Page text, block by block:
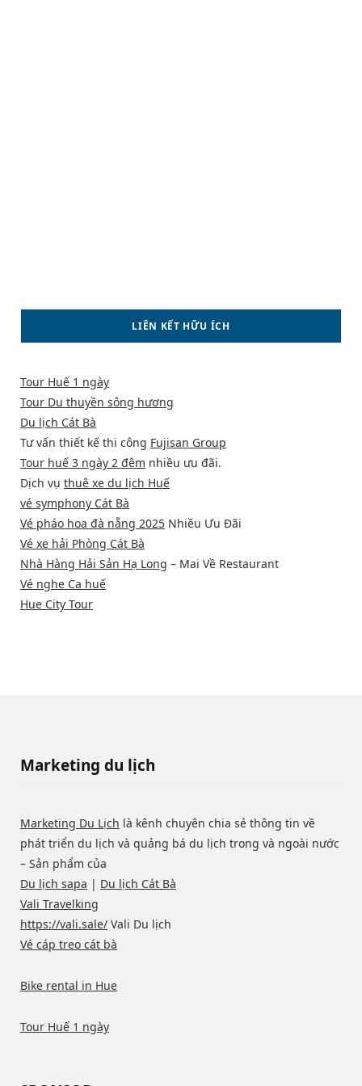
LIÊN KẾT HỮU ÍCH
Tour Huế 1 ngày
Tour Du thuyền sông hương
Du lịch Cát Bà
Tư vấn thiết kế thi công Fujisan Group
Tour huế 3 ngày 2 đêm nhiều ưu đãi.
Dịch vụ thuê xe du lịch Huế
vé symphony Cát Bà
Vé pháo hoa đà nẵng 2025 Nhiều Ưu Đãi
Vé xe hải Phòng Cát Bà
Nhà Hàng Hải Sản Hạ Long – Mai Về Restaurant
Vé nghe Ca huế
Hue City Tour
Marketing du lịch
Marketing Du Lịch là kênh chuyên chia sẻ thông tin về
phát triển du lịch và quảng bá du lịch trong và ngoài nước
– Sản phẩm của
Du lịch sapa | Du lịch Cát Bà
Vali Travelking
https://vali.sale/ Vali Du lịch
Vé cáp treo cát bà
Bike rental in Hue
Tour Huế 1 ngày